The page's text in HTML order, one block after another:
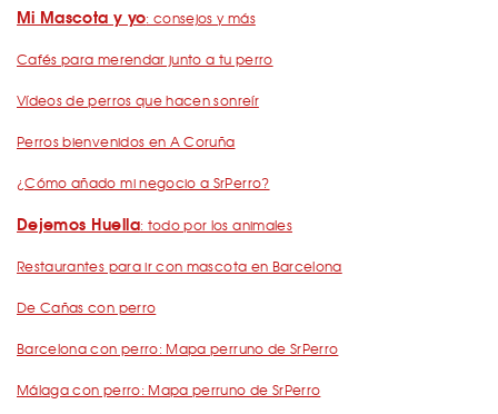
Mi Mascota y yo: consejos y más
Cafés para merendar junto a tu perro
Vídeos de perros que hacen sonreír
Perros bienvenidos en A Coruña
¿Cómo añado mi negocio a SrPerro?
Dejemos Huella: todo por los animales
Restaurantes para ir con mascota en Barcelona
De Cañas con perro
Barcelona con perro: Mapa perruno de SrPerro
Málaga con perro: Mapa perruno de SrPerro